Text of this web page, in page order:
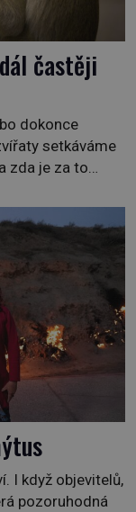
častěji
dokonce
setkáváme
zda je za to
zemí a
světě se
I když objevitelů,
pozoruhodná